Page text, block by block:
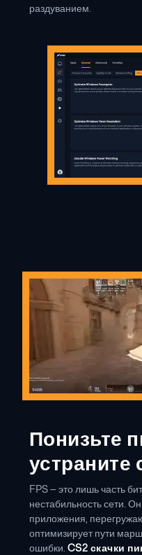
раздуванием.
Понизьте
устраните
FPS — это лишь часть
нестабильность сети.
приложения,
оптимизирует пути
ошибки. CS2 скачки